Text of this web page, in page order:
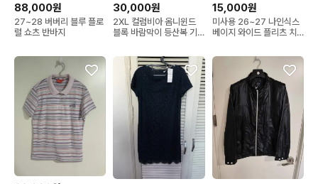
88,000원
27~28 버버리 블루 플로
럴 쇼츠 반바지
30,000원
2XL 컬럼비아 옴니윈드
블록 바람막이 등산복 기
15,000원
미사용 26~27 나인식스
베이지 와이드 플리츠 치